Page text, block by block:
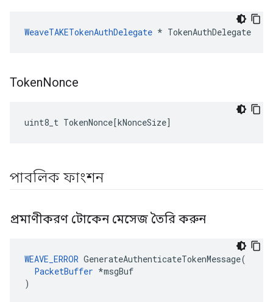
WeaveTAKETokenAuthDelegate * TokenAuthDelegate
TokenNonce
uint8_t TokenNonce[kNonceSize]
পাবলিক ফাংশন
প্রমাণীকরণ টোকেন মেসেজ তৈরি করুন
WEAVE_ERROR GenerateAuthenticateTokenMessage(
PacketBuffer *msgBuf
)